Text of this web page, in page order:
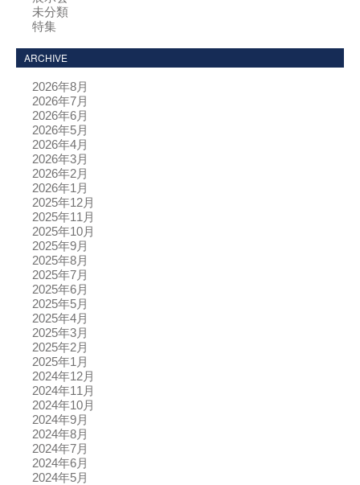
未分類
特集
ARCHIVE
2026年8月
2026年7月
2026年6月
2026年5月
2026年4月
2026年3月
2026年2月
2026年1月
2025年12月
2025年11月
2025年10月
2025年9月
2025年8月
2025年7月
2025年6月
2025年5月
2025年4月
2025年3月
2025年2月
2025年1月
2024年12月
2024年11月
2024年10月
2024年9月
2024年8月
2024年7月
2024年6月
2024年5月